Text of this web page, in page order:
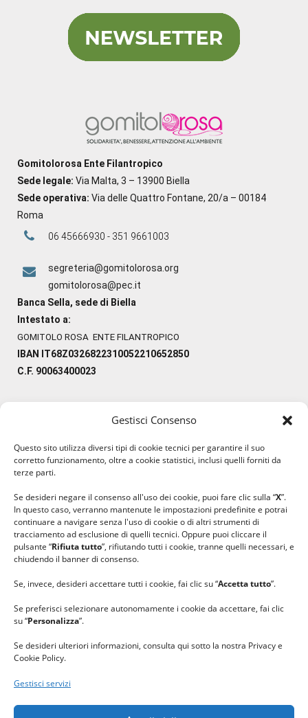
Gestisci Consenso
Questo sito utilizza diversi tipi di cookie tecnici per garantire il suo
corretto funzionamento, oltre a cookie statistici, inclusi quelli forniti da
terze parti.
Se desideri negare il consenso all'uso dei cookie, puoi fare clic sulla “X”.
In questo caso, verranno mantenute le impostazioni predefinite e potrai
continuare a navigare senza l'uso di cookie o di altri strumenti di
tracciamento ad esclusione di quelli tecnici. Oppure puoi cliccare il
pulsante “Rifiuta tutto”, rifiutando tutti i cookie, tranne quelli necessari, e
chiudendo il banner di consenso.
Se, invece, desideri accettare tutti i cookie, fai clic su “Accetta tutto”.
Se preferisci selezionare autonomamente i cookie da accettare, fai clic
su “Personalizza”.
Se desideri ulteriori informazioni, consulta qui sotto la nostra Privacy e
Cookie Policy.
Gestisci servizi
Gomitolorosa Ente Filantropico
Sede legale: Via Malta, 3 – 13900 Biella
Sede operativa: Via delle Quattro Fontane, 20/a – 00184
Roma
06 45666930 - 351 9661003
segreteria@gomitolorosa.org
gomitolorosa@pec.it
Banca Sella, sede di Biella
Intestato a:
GOMITOLO ROSA ENTE FILANTROPICO
IBAN IT68Z0326822310052210652850
C.F. 90063400023
#lanaterapia
#ilcaloredellempatia